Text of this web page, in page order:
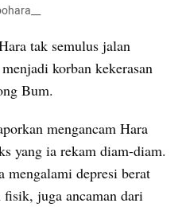
tak semulus jalan
korban kekerasan
Bum.
mengancam Hara
yang ia rekam diam-diam.
mengalami depresi berat
fisik, juga ancaman dari